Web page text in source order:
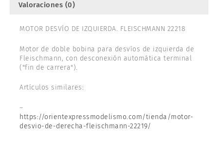
Valoraciones (0)
MOTOR DESVÍO DE IZQUIERDA. FLEISCHMANN 22218
Motor de doble bobina para desvíos de izquierda de
Fleischmann, con desconexión automática terminal
("fin de carrera").
Artículos similares:
–
https://orientexpressmodelismo.com/tienda/motor-
desvio-de-derecha-fleischmann-22219/